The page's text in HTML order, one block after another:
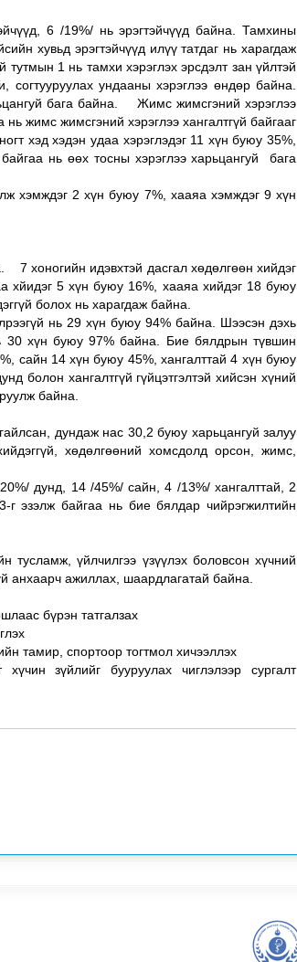
6 /19%/ нь эрэгтэйчүүд байна. Тамхины
хувьд эрэгтэйчүүд илүү татдаг нь харагдаж
1 нь тамхи хэрэглэх эрсдэлт зан үйлтэй
согтууруулах ундааны хэрэглээ өндөр байна.
бага байна. Жимс жимсгэний хэрэглээ
нь жимс жимсгэний хэрэглээ хангалтгүй байгааг
хэд хэдэн удаа хэрэглэдэг 11 хүн буюу 35%,
нь өөх тосны хэрэглээ харьцангуй бага
хэмждэг 2 хүн буюу 7%, хааяа хэмждэг 9 хүн
7 хоногийн идэвхтэй дасгал хөдөлгөөн хийдэг
хйидэг 5 хүн буюу 16%, хааяа хийдэг 18 буюу
болох нь харагдаж байна.
нь 29 хүн буюу 94% байна. Шээсэн дэхь
30 хүн буюу 97% байна. Бие бялдрын түвшин
сайн 14 хүн буюу 45%, хангалттай 4 хүн буюу
болон хангалтгүй гүйцэтгэлтэй хийсэн хүний
байна.
дундаж нас 30,2 буюу харьцангуй залуу
хөдөлгөөний хомсдолд орсон, жимс,
дунд, 14 /45%/ сайн, 4 /13%/ хангалттай, 2
г эзэлж байгаа нь бие бялдар чийрэгжилтийн
үйлчилгээ үзүүлэх боловсон хүчний
анхаарч ажиллах, шаардлагатай байна.
бүрэн татгалзах
тамир, спортоор тогтмол хичээллэх
зүйлийг бууруулах чиглэлээр сургалт